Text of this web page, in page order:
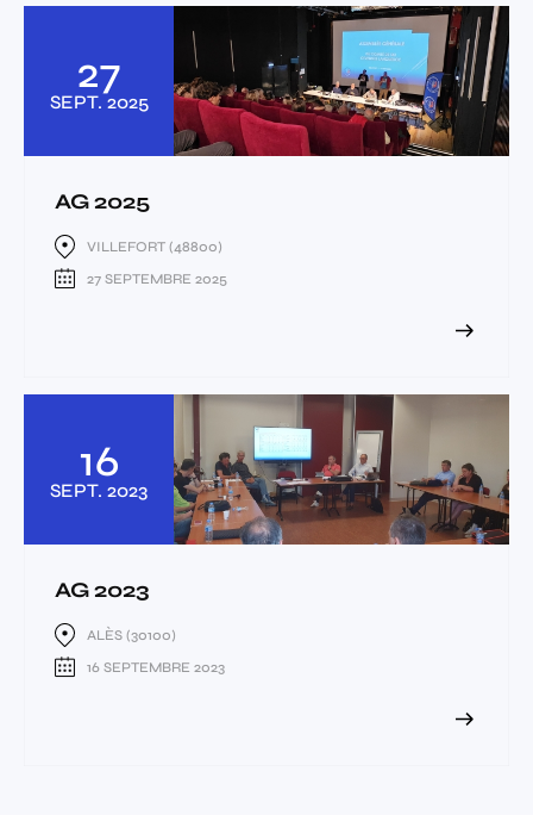
27
SEPT. 2025
AG 2025
VILLEFORT (48800)
27 SEPTEMBRE 2025
16
SEPT. 2023
AG 2023
ALÈS (30100)
16 SEPTEMBRE 2023